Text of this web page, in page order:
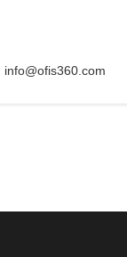
info@ofis360.com